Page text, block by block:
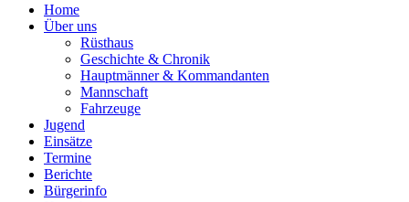
Home
Über uns
Rüsthaus
Geschichte & Chronik
Hauptmänner & Kommandanten
Mannschaft
Fahrzeuge
Jugend
Einsätze
Termine
Berichte
Bürgerinfo